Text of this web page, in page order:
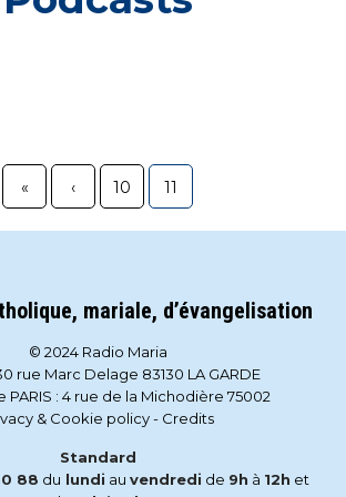
« ‹ 10 11
mariale, d’évangelisation
© 2024 Radio Maria
rue Marc Delage 83130 LA GARDE
PARIS : 4 rue de la Michodière 75002
& Cookie policy- Credits
Standard
88 du lundi au vendredi de 9h à 12h et